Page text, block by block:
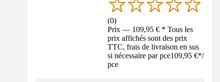
(0)
Prix — 109,95 € * Tous les
prix affichés sont des prix
TTC, frais de livraison en sus
si nécessaire par pce109,95 €*/
pce